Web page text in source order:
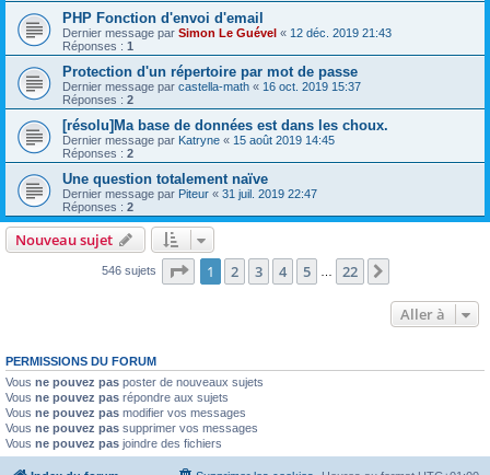
PHP Fonction d'envoi d'email
Dernier message par Simon Le Guével « 12 déc. 2019 21:43
Réponses : 1
Protection d'un répertoire par mot de passe
Dernier message par castella-math « 16 oct. 2019 15:37
Réponses : 2
[résolu]Ma base de données est dans les choux.
Dernier message par Katryne « 15 août 2019 14:45
Réponses : 2
Une question totalement naïve
Dernier message par Piteur « 31 juil. 2019 22:47
Réponses : 2
Nouveau sujet
546 sujets Page 1sur22
1 2 3 4 5 22
Aller à
PERMISSIONS DU FORUM
Vous ne pouvez pas poster de nouveaux sujets
Vous ne pouvez pas répondre aux sujets
Vous ne pouvez pas modifier vos messages
Vous ne pouvez pas supprimer vos messages
Vous ne pouvez pas joindre des fichiers